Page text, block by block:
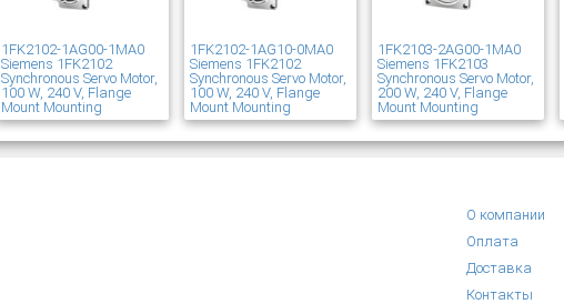
1FK2102-1AG00-1MA0
Siemens 1FK2102
Synchronous Servo Motor,
100 W, 240 V, Flange
Mount Mounting
1FK2102-1AG10-0MA0
Siemens 1FK2102
Synchronous Servo Motor,
100 W, 240 V, Flange
Mount Mounting
1FK2103-2AG00-1MA0
Siemens 1FK2103
Synchronous Servo Motor,
200 W, 240 V, Flange
Mount Mounting
О компании
Оплата
Доставка
Контакты